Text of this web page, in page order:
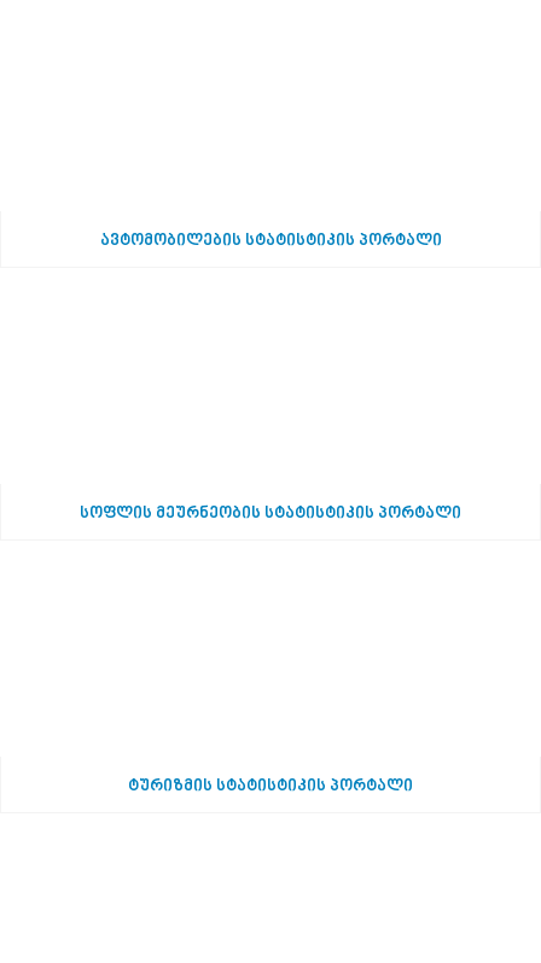
ავტომობილების სტატისტიკის პორტალი
სოფლის მეურნეობის სტატისტიკის პორტალი
ტურიზმის სტატისტიკის პორტალი